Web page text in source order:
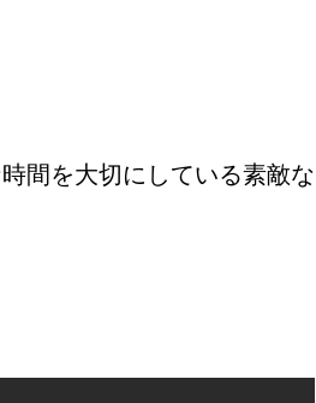
間を大切にしている素敵な